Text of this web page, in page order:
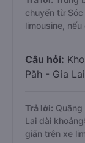
chuyển từ
limousine,
Câu hỏi:
Păh - Gia
Trả lời:
Lai dài khoảng
giãn trên xe